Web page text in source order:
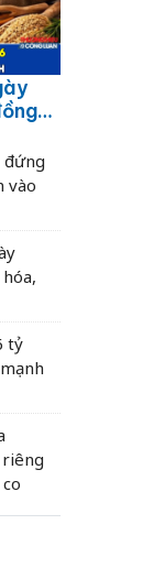
đứng
vào
tỷ
riêng